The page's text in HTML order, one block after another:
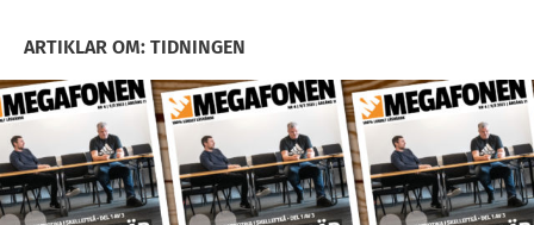
ARTIKLAR OM: TIDNINGEN